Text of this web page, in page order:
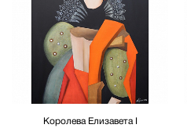
Королева Елизавета I